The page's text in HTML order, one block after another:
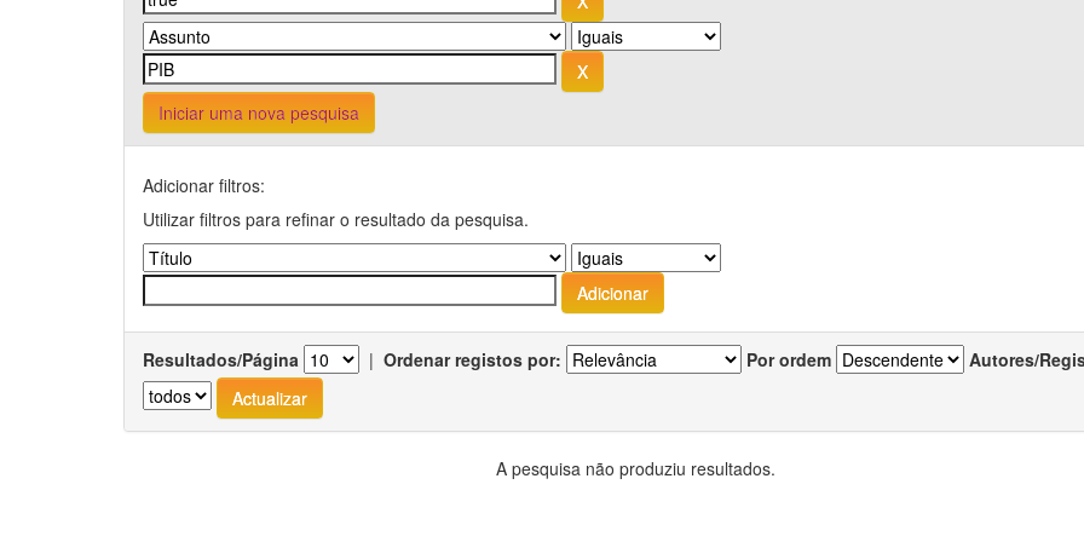
Iniciar uma nova pesquisa
Adicionar filtros:
Utilizar filtros para refinar o resultado da pesquisa.
Resultados/Página | Ordenar registos por: Por ordem Autores/
A pesquisa não produziu resultados.